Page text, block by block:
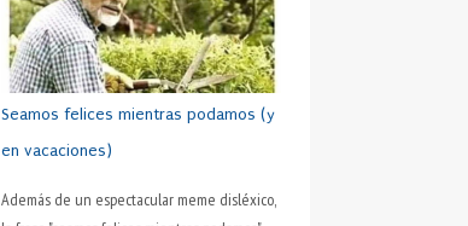
CRISTIANISMO 34 HUMANO 34
PRUDENCIA 34 METÁFORA 33
32 ADOLESCENTE 31
HOMBRES 31
Seamos felices mientras podamos (y
en vacaciones)
Además de un espectacular meme disléxico,